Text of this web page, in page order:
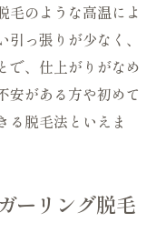
毛のような高温によ
っ張りが少なく、
で、仕上がりがなめ
安がある方や初めて
る脱毛法といえま
ーリング脱毛